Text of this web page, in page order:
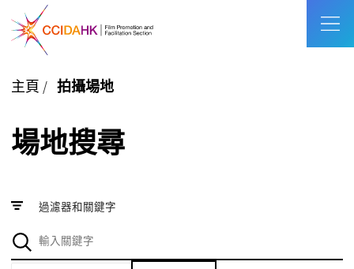
主頁 / 拍攝場地
場地搜尋
過濾器和關鍵字